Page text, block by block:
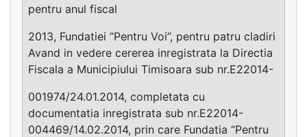
pentru anul fiscal
2013, Fundatiei “Pentru Voi”, pentru patru cladiri
Avand in vedere cererea inregistrata la Directia
Fiscala a Municipiului Timisoara sub nr.E22014-
001974/24.01.2014, completata cu
documentatia inregistrata sub nr.E22014-
004469/14.02.2014, prin care Fundatia “Pentru